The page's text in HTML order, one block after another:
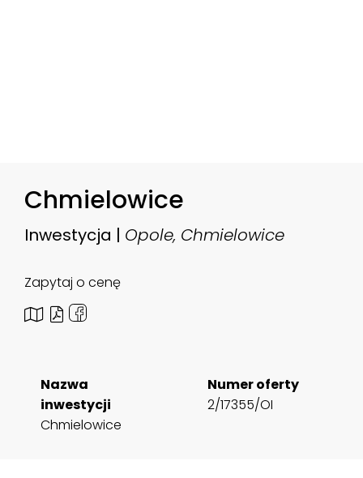
Chmielowice
Inwestycja | Opole, Chmielowice
Zapytaj o cenę
Nazwa
inwestycji
Chmielowice
Numer oferty
2/17355/OI